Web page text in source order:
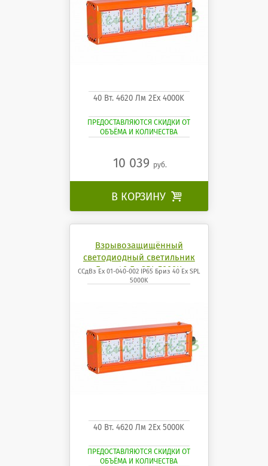
40 Вт. 4620 Лм 2Ех 4000K
ПРЕДОСТАВЛЯЮТСЯ СКИДКИ ОТ
ОБЪЁМА И КОЛИЧЕСТВА
10 039 руб.
В КОРЗИНУ 
Взрывозащищённый
светодиодный светильник
Бриз 40 Ех SPL 5000K
ССдВз Ех 01-040-002 IP65 Бриз 40 Ех SPL
5000K
40 Вт. 4620 Лм 2Ех 5000K
ПРЕДОСТАВЛЯЮТСЯ СКИДКИ ОТ
ОБЪЁМА И КОЛИЧЕСТВА